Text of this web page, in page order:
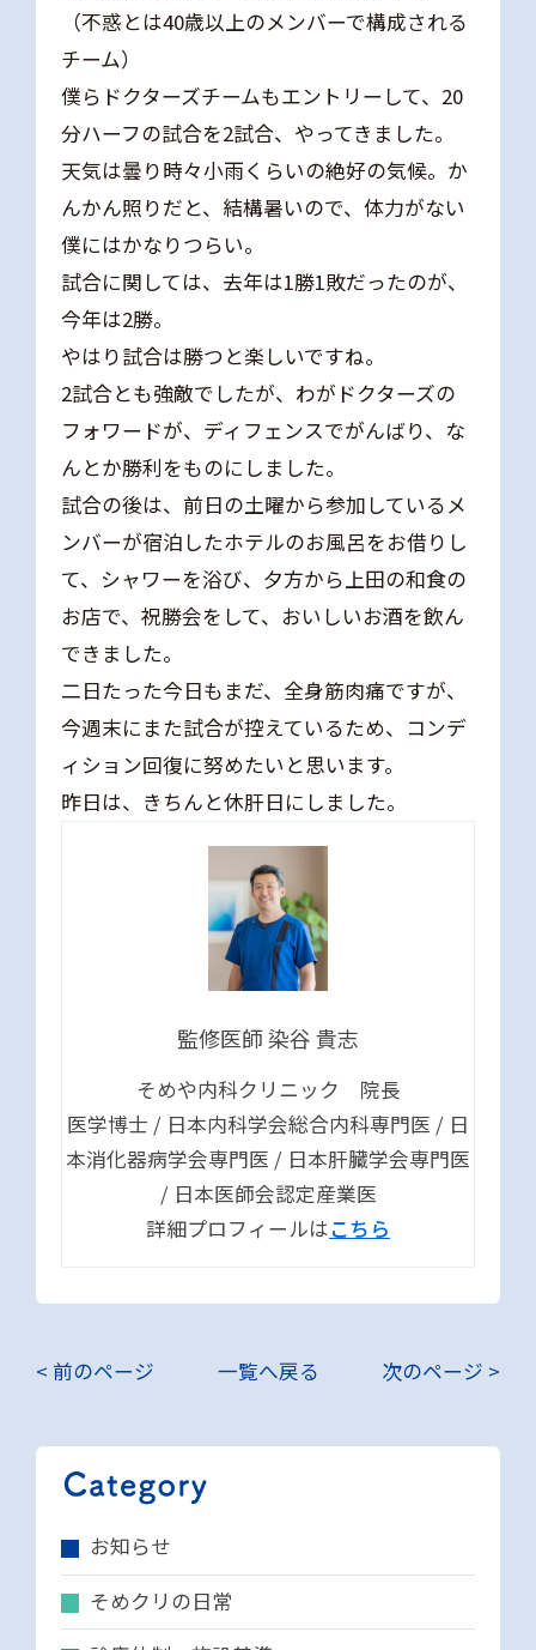
（不惑とは40歳以上のメンバーで構成される
チーム）
僕らドクターズチームもエントリーして、20
分ハーフの試合を2試合、やってきました。
天気は曇り時々小雨くらいの絶好の気候。か
んかん照りだと、結構暑いので、体力がない
僕にはかなりつらい。
試合に関しては、去年は1勝1敗だったのが、
今年は2勝。
やはり試合は勝つと楽しいですね。
2試合とも強敵でしたが、わがドクターズの
フォワードが、ディフェンスでがんばり、な
んとか勝利をものにしました。
試合の後は、前日の土曜から参加しているメ
ンバーが宿泊したホテルのお風呂をお借りし
て、シャワーを浴び、夕方から上田の和食の
お店で、祝勝会をして、おいしいお酒を飲ん
できました。
二日たった今日もまだ、全身筋肉痛ですが、
今週末にまた試合が控えているため、コンデ
ィション回復に努めたいと思います。
昨日は、きちんと休肝日にしました。
監修医師 染谷 貴志
そめや内科クリニック 院長
医学博士 / 日本内科学会総合内科専門医 / 日
本消化器病学会専門医 / 日本肝臓学会専門医
/ 日本医師会認定産業医
詳細プロフィールはこちら
< 前のページ 一覧へ戻る 次のページ >
お知らせ
そめクリの日常